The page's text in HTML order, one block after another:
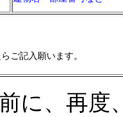
ご記入願います。
に、再度